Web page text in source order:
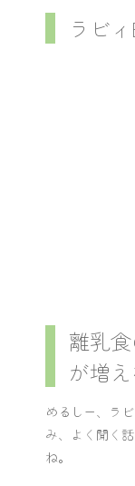
ラビ
離乳
が増
めるしー、ラ
み、よく聞く
ね。